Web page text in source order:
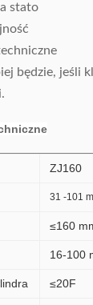
stato
będzie, jeśli
ZJ160
31 -101
≤160
16-100
≤20F